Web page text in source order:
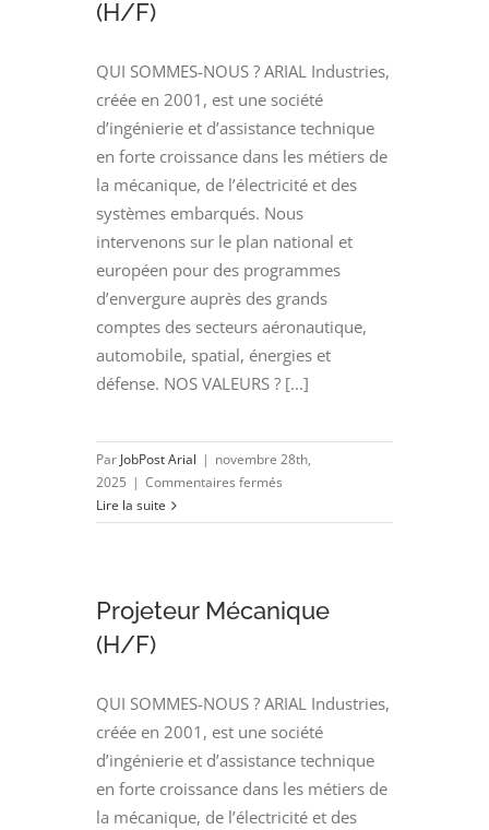
(H/F)
QUI SOMMES-NOUS ? ARIAL Industries,
créée en 2001, est une société
d’ingénierie et d’assistance technique
en forte croissance dans les métiers de
la mécanique, de l’électricité et des
systèmes embarqués. Nous
intervenons sur le plan national et
européen pour des programmes
d’envergure auprès des grands
comptes des secteurs aéronautique,
automobile, spatial, énergies et
défense. NOS VALEURS ? [...]
Par JobPost Arial | novembre 28th,
2025 | Commentaires fermés
TECHNIQUE
(H/F)
Lire la suite
Projeteur Mécanique
(H/F)
QUI SOMMES-NOUS ? ARIAL Industries,
créée en 2001, est une société
d’ingénierie et d’assistance technique
en forte croissance dans les métiers de
la mécanique, de l’électricité et des